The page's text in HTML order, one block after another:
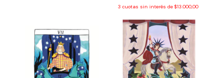
3 cuotas sin interés de $13.000,00